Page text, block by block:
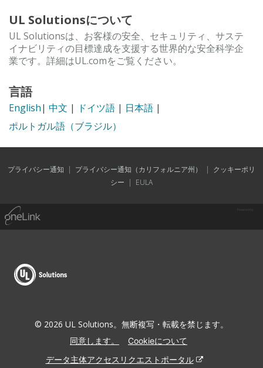
UL Solutionsについて
UL Solutionsは、お客様の安全、セキュリティ、サステ
イナビリティの目標達成を支援する世界的な安全科学企
業です。詳細はUL.comをご覧ください。
言語
English| 中文 | ドイツ語 | 日本語 |
ポルトガル語（ブラジル）
プライバシー通知 | プライバシー通知（カリフォルニア州） | クッキーポリ
シー | EULA
© 2026 UL Solutions。無断複写・転載を禁じます。
同意します。
Cookieについて
データ主体アクセスリクエストポータル